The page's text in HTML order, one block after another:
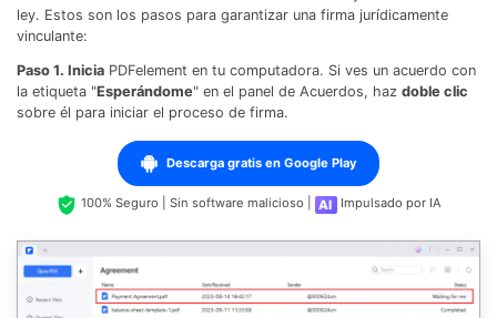
ley. Estos son los pasos para garantizar una firma jurídicamente
vinculante:
Paso 1. Inicia PDFelement en tu computadora. Si ves un acuerdo con
la etiqueta "Esperándome" en el panel de Acuerdos, haz doble clic
sobre él para iniciar el proceso de firma.
Descarga gratis en Google Play
100% Seguro | Sin software malicioso | Impulsado por IA